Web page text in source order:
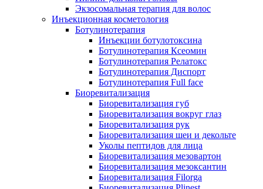
Экзосомальная терапия для волос
Инъекционная косметология
Ботулинотерапия
Инъекции ботулотоксина
Ботулинотерапия Ксеомин
Ботулинотерапия Релатокс
Ботулинотерапия Диспорт
Ботулинотерапия Full face
Биоревитализация
Биоревитализация губ
Биоревитализация вокруг глаз
Биоревитализация рук
Биоревитализация шеи и декольте
Уколы пептидов для лица
Биоревитализация мезовартон
Биоревитализация мезоксантин
Биоревитализация Filorga